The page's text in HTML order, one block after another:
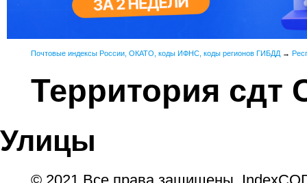
Почтовые индексы России, ОКАТО, коды ИФНС, коды регионов ГИБДД →
Территория сдт
Улицы